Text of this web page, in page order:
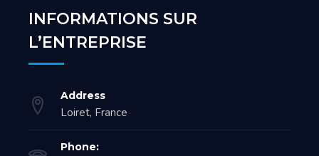
INFORMATIONS SUR
L’ENTREPRISE
Address
Loiret, France
Phone: